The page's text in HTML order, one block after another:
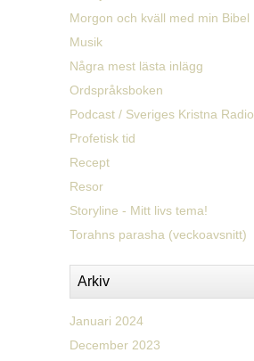
Morgon och kväll med min Bibel
Musik
Några mest lästa inlägg
Ordspråksboken
Podcast / Sveriges Kristna Radio
Profetisk tid
Recept
Resor
Storyline - Mitt livs tema!
Torahns parasha (veckoavsnitt)
Arkiv
Januari 2024
December 2023